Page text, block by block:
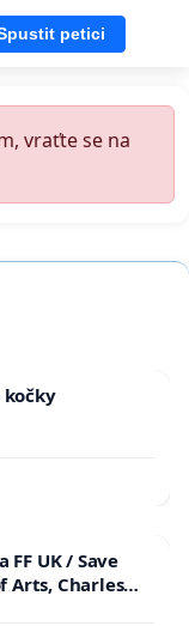
petici
vraťte se na
UK / Save
Arts, Charles